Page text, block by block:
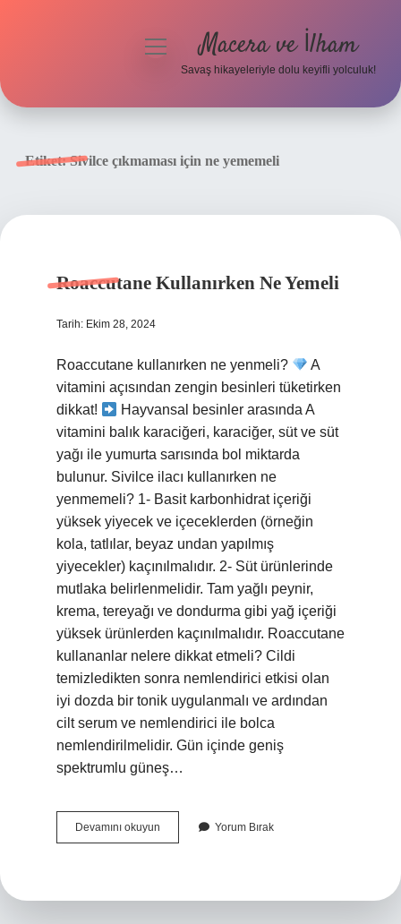
menüyüMacera ve İlham
Savaş hikayeleriyle dolu keyifli yolculuk!
Etiket:Sivilce çıkmaması için ne yememeli
Roaccutane Kullanırken Ne Yemeli
Tarih: Ekim 28, 2024
Roaccutane kullanırken ne yenmeli?
A
vitamini açısından zengin besinleri tüketirken
dikkat!
Hayvansal besinler arasında A
vitamini balık karaciğeri, karaciğer, süt ve süt
yağı ile yumurta sarısında bol miktarda
bulunur. Sivilce ilacı kullanırken ne
yenmemeli? 1- Basit karbonhidrat içeriği
yüksek yiyecek ve içeceklerden (örneğin
kola, tatlılar, beyaz undan yapılmış
yiyecekler) kaçınılmalıdır. 2- Süt ürünlerinde
mutlaka belirlenmelidir. Tam yağlı peynir,
krema, tereyağı ve dondurma gibi yağ içeriği
yüksek ürünlerden kaçınılmalıdır. Roaccutane
kullananlar nelere dikkat etmeli? Cildi
temizledikten sonra nemlendirici etkisi olan
iyi dozda bir tonik uygulanmalı ve ardından
cilt serum ve nemlendirici ile bolca
nemlendirilmelidir. Gün içinde geniş
spektrumlu güneş…
Devamını okuyun Roaccutane
Kullanırken
Yorum Bırak